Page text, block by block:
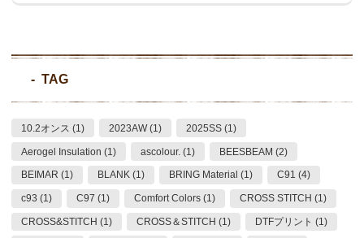
TAG
10.2オンス (1) 2023AW (1) 2025SS (1)
Aerogel Insulation (1) ascolour. (1) BEESBEAM (2)
BEIMAR (1) BLANK (1) BRING Material (1) C91 (4)
c93 (1) C97 (1) Comfort Colors (1) CROSS STITCH (1)
CROSS&STITCH (1) CROSS＆STITCH (1) DTFプリント (1)